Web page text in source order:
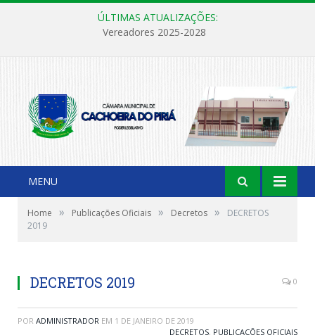
ÚLTIMAS ATUALIZAÇÕES:
Vereadores 2025-2028
MENU
Home » Publicações Oficiais » Decretos »
DECRETOS
2019
DECRETOS 2019 0
POR ADMINISTRADOR EM 1 DE JANEIRO DE 2019
DECRETOS, PUBLICAÇÕES OFICIAIS